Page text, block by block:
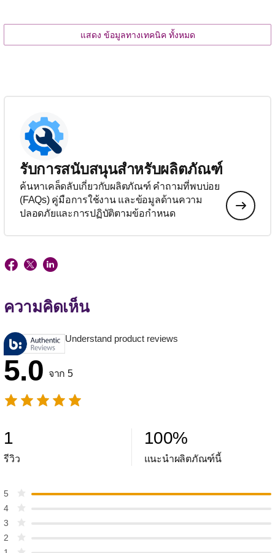
แสดง ข้อมูลทางเทคนิค ทั้งหมด
รับการสนับสนุนสำหรับผลิตภัณฑ์
ค้นหาเคล็ดลับเกี่ยวกับผลิตภัณฑ์ คำถามที่พบบ่อย
(FAQs) คู่มือการใช้งาน และข้อมูลด้านความ
ปลอดภัยและการปฏิบัติตามข้อกำหนด
ความคิดเห็น
Understand product reviews
5.0 จาก 5
1
รีวิว
100%
แนะนำผลิตภัณฑ์นี้
5
4
3
2